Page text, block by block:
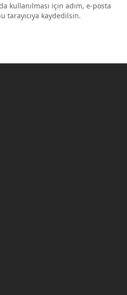
kullanılması için adım, e-posta
tarayıcıya kaydedilsin.